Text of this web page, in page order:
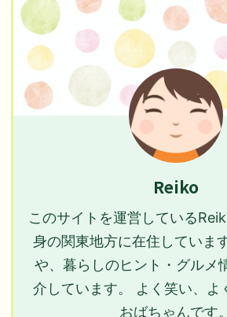
Reiko
このサイトを運営している
身の関東地方に在住していま
や、暮らしのヒント・グルメ
介しています。 よく笑い、よ
おばちゃんです。